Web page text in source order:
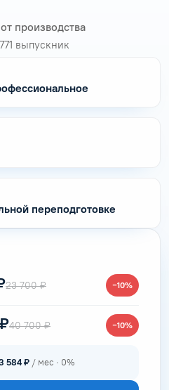
производства
выпускник
переподготовке
23 700 ₽ −10%
40 700 ₽ −10%
584 ₽ / мес · 0%